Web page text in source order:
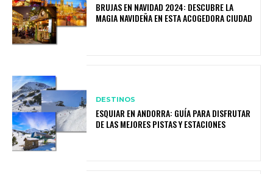
BRUJAS EN NAVIDAD 2024: DESCUBRE LA
MAGIA NAVIDEÑA EN ESTA ACOGEDORA CIUDAD
DESTINOS
ESQUIAR EN ANDORRA: GUÍA PARA DISFRUTAR
DE LAS MEJORES PISTAS Y ESTACIONES